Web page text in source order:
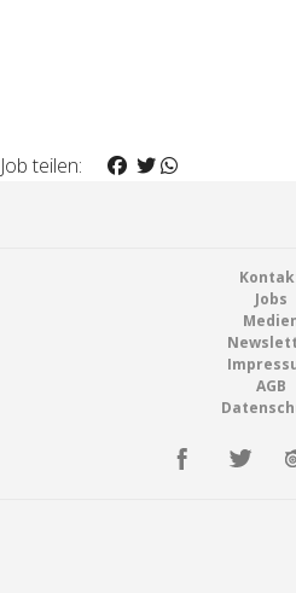
Job teilen:
Jobs
AGB